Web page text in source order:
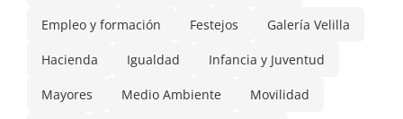
Empleo y formación Festejos Galería Velilla
Hacienda Igualdad Infancia y Juventud
Mayores Medio Ambiente Movilidad